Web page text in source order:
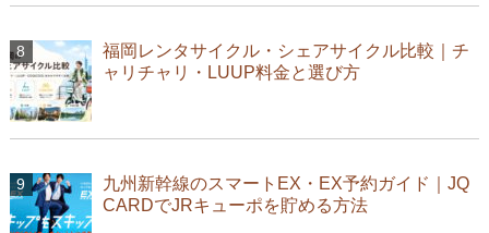
福岡レンタサイクル・シェアサイクル比較｜チ
ャリチャリ・LUUP料金と選び方
九州新幹線のスマートEX・EX予約ガイド｜JQ
CARDでJRキューポを貯める方法